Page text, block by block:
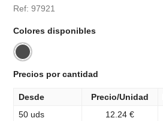
Ref: 97921
Colores disponibles
Precios por cantidad
Desde Precio/Unidad
50 uds
12.24 €